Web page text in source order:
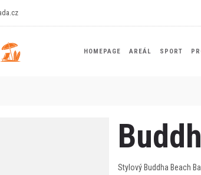
HOMEPAGE AREÁL SPORT
Stylový Buddha Beach